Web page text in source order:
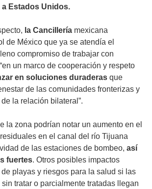
Estados Unidos.
la Cancillería mexicana
de México que ya se atendía el
compromiso de trabajar con
un marco de cooperación y respeto
en soluciones duraderas que
de las comunidades fronterizas y
la relación bilateral”.
la zona podrían notar un aumento en el
en el canal del río Tijuana
de las estaciones de bombeo, así
fuertes. Otros posibles impactos
playas y riesgos para la salud si las
tratar o parcialmente tratadas llegan